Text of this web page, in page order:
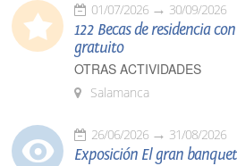
01/07/2026 30/09/2026
122 Becas de residencia
gratuito
OTRAS ACTIVIDADES
Salamanca
26/06/2026 31/08/2026
Exposición El gran